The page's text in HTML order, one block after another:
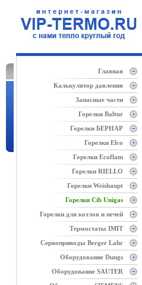
Главная
Калькулятор давления
Запасные части
Горелки Baltur
Горелки БЕРНАР
Горелки Elco
Горелки Ecoflam
Горелки RIELLO
Горелки Weishaupt
Горелки Cib Unigas
Горелки для котлов и печей
Термостаты IMIT
Сервоприводы Berger Lahr
Оборудование Dungs
Оборудование SAUTER